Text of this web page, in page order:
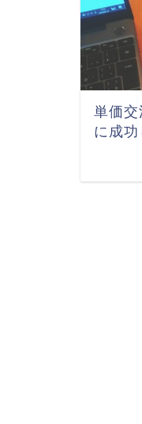
単価
に成